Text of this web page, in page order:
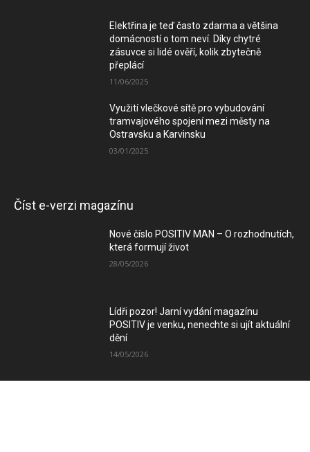
Elektřina je teď často zdarma a většina
domácností o tom neví. Díky chytré
zásuvce si lidé ověří, kolik zbytečně
přeplácí
11/06/2025
Využití vlečkové sítě pro vybudování
tramvajového spojení mezi městy na
Ostravsku a Karvinsku
03/01/2025
Číst e-verzi magazínu
Nové číslo POSITIV MAN – O rozhodnutích,
která formují život
28/05/2026
Lídři pozor! Jarní vydání magazínu
POSITIV je venku, nenechte si ujít aktuální
dění
14/05/2026